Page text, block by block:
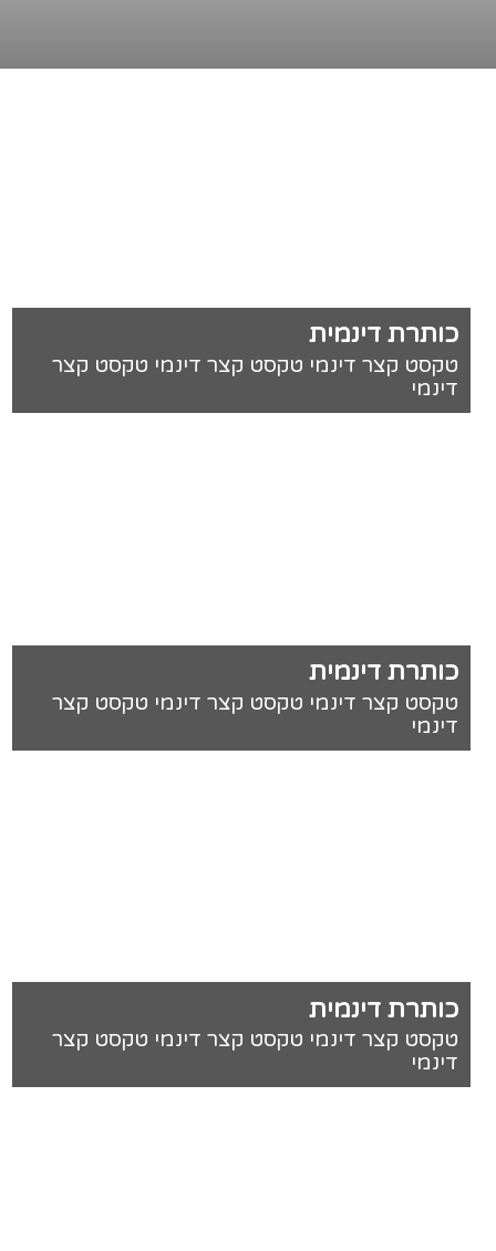
כותרת דינמית
טקסט קצר דינמי טקסט קצר דינמי טקסט קצר
דינמי
כותרת דינמית
טקסט קצר דינמי טקסט קצר דינמי טקסט קצר
דינמי
כותרת דינמית
טקסט קצר דינמי טקסט קצר דינמי טקסט קצר
דינמי